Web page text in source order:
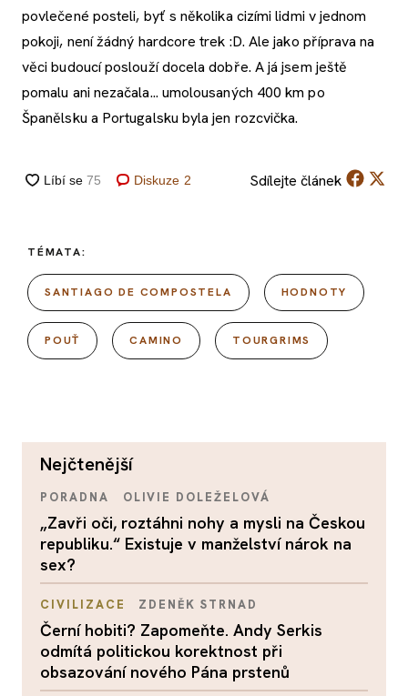
povlečené posteli, byť s několika cizími lidmi v jednom
pokoji, není žádný hardcore trek :D. Ale jako příprava na
věci budoucí poslouží docela dobře. A já jsem ještě
pomalu ani nezačala... umolousaných 400 km po
Španělsku a Portugalsku byla jen rozcvička.
Diskuze 2 Sdílejte článek
TÉMATA:
SANTIAGO DE COMPOSTELA HODNOTY
POUŤ CAMINO TOURGRIMS
nejčtenější
PORADNA OLIVIE DOLEŽELOVÁ
„Zavři oči, roztáhni nohy a mysli na Českou
republiku.“ Existuje v manželství nárok na
sex?
CIVILIZACE ZDENĚK STRNAD
Černí hobiti? Zapomeňte. Andy Serkis
odmítá politickou korektnost při
obsazování nového Pána prstenů